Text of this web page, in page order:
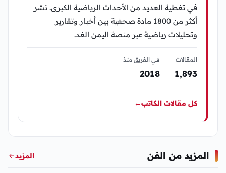
في تغطية العديد من الأحداث الرياضية الكبرى. نشر
أكثر من 1800 مادة صحفية بين أخبار وتقارير
وتحليلات رياضية عبر منصة اليمن الغد.
المقالات
1٬893
في الفريق منذ
2018
كل مقالات الكاتب←
المزيد من الفن المزيد